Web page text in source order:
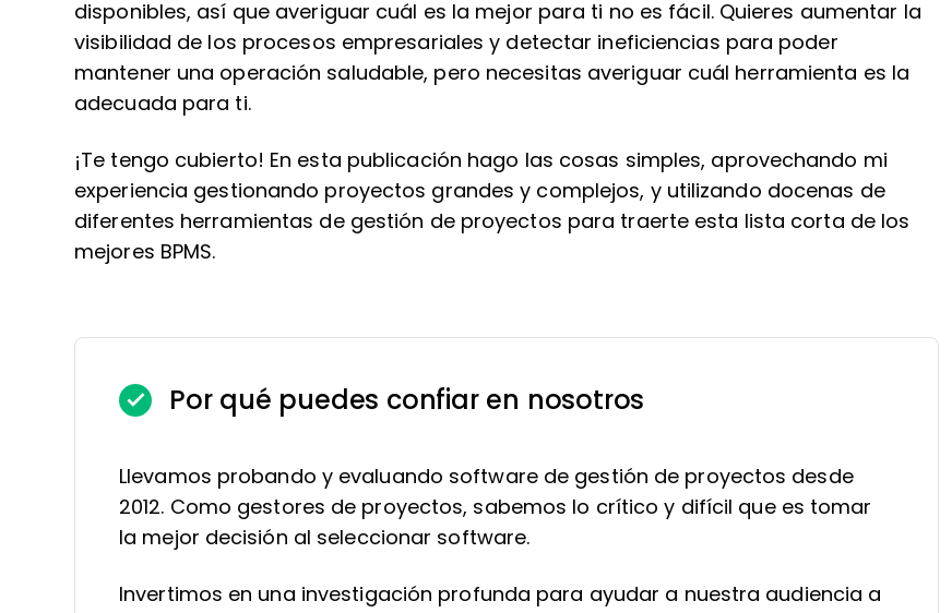
disponibles, así que averiguar cuál es la mejor para ti no es fácil. Quieres aumentar la
visibilidad de los procesos empresariales y detectar ineficiencias para poder
mantener una operación saludable, pero necesitas averiguar cuál herramienta es la
adecuada para ti.
¡Te tengo cubierto! En esta publicación hago las cosas simples, aprovechando mi
experiencia gestionando proyectos grandes y complejos, y utilizando docenas de
diferentes herramientas de gestión de proyectos para traerte esta lista corta de los
mejores BPMS.
Por qué puedes confiar en nosotros
Llevamos probando y evaluando software de gestión de proyectos desde
2012. Como gestores de proyectos, sabemos lo crítico y difícil que es tomar
la mejor decisión al seleccionar software.
Invertimos en una investigación profunda para ayudar a nuestra audiencia a